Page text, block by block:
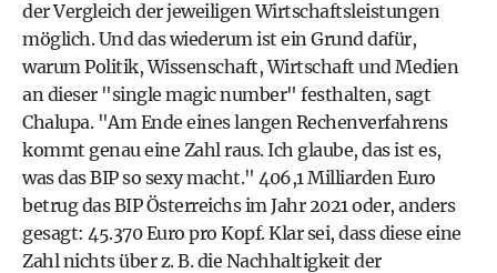
der Vergleich der jeweiligen Wirtschaftsleistungen
möglich. Und das wiederum ist ein Grund dafür,
warum Politik, Wissenschaft, Wirtschaft und Medien
an dieser "single magic number" festhalten, sagt
Chalupa. "Am Ende eines langen Rechenverfahrens
kommt genau eine Zahl raus. Ich glaube, das ist es,
was das BIP so sexy macht." 406,1 Milliarden Euro
betrug das BIP Österreichs im Jahr 2021 oder, anders
gesagt: 45.370 Euro pro Kopf. Klar sei, dass diese eine
Zahl nichts über z. B. die Nachhaltigkeit der